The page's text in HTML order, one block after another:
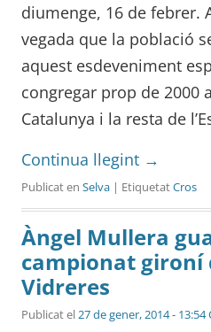
diumenge, 16 de febrer.
vegada que la població
aquest esdeveniment
congregar prop de 2000
Catalunya i la resta de
Continua llegint →
Publicat en Selva | EtiquetatCros
Àngel Mullera
campionat gironí
Vidreres
Publicat el27 de gener, 2014 - 13:54